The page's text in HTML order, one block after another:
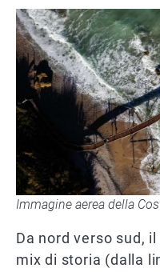
Immagine aerea della
Da nord verso sud,
mix di storia (dalla